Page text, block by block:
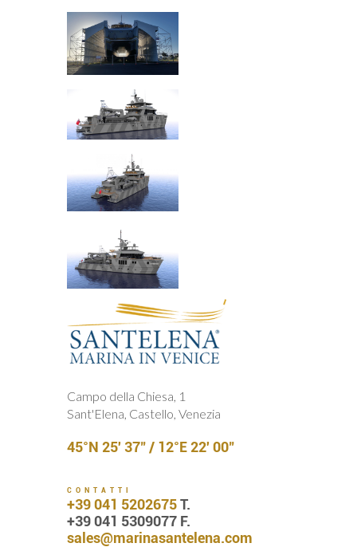
Campo della Chiesa, 1
Sant'Elena, Castello, Venezia
45°N 25' 37" / 12°E 22' 00"
CONTATTI
+39 041 5202675T.
+39 041 5309077 F.
sales@marinasantelena.com